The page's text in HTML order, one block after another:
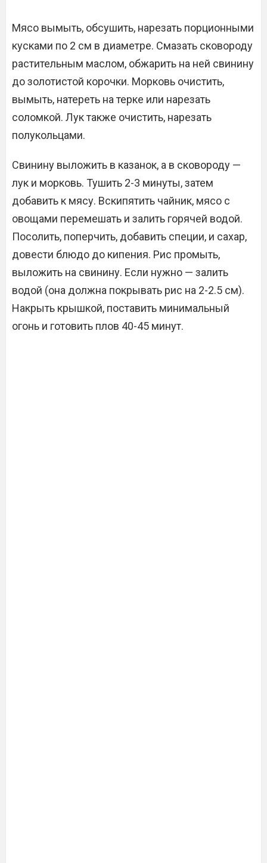
Мясо вымыть, обсушить, нарезать порционными
кусками по 2 см в диаметре. Смазать сковороду
растительным маслом, обжарить на ней свинину
до золотистой корочки. Морковь очистить,
вымыть, натереть на терке или нарезать
соломкой. Лук также очистить, нарезать
полукольцами.
Свинину выложить в казанок, а в сковороду —
лук и морковь. Тушить 2-3 минуты, затем
добавить к мясу. Вскипятить чайник, мясо с
овощами перемешать и залить горячей водой.
Посолить, поперчить, добавить специи, и сахар,
довести блюдо до кипения. Рис промыть,
выложить на свинину. Если нужно — залить
водой (она должна покрывать рис на 2-2.5 см).
Накрыть крышкой, поставить минимальный
огонь и готовить плов 40-45 минут.